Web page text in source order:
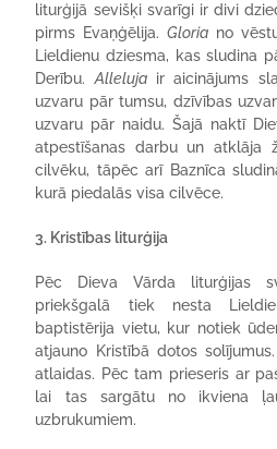
liturģijā sevišķi svarīgi ir divi
pirms Evaņģēlija.Gloria no
Lieldienu dziesma, kas sludina
Derību.Allelujair aicinājums
uzvaru pār tumsu, dzīvības
uzvaru pār naidu. Šajā naktī
atpestīšanas darbu un atklāja
cilvēku, tāpēc arī Baznīca
kurā piedalās visa cilvēce.
3. Kristības liturģija
Pēc Dieva Vārda liturģijas
priekšgalā tiek nesta
baptistērija vietu, kur notiek
atjauno Kristībā dotos
atlaidas. Pēc tam prieseris ar
lai tas sargātu no ikviena
uzbrukumiem.